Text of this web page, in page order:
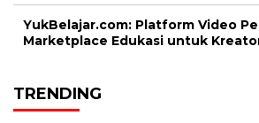
YukBelajar.com: Platform Video
Marketplace Edukasi untuk
TRENDING